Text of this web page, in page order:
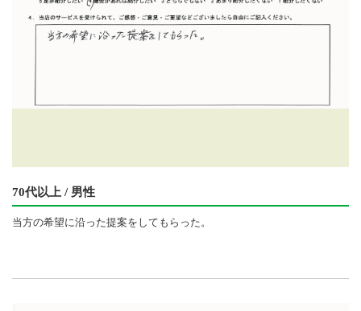
70代以上 / 男性
当方の希望に沿った提案をしてもらった。